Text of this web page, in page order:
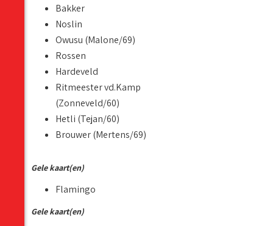
Bakker
Noslin
Owusu (Malone/69)
Rossen
Hardeveld
Ritmeester vd.Kamp
(Zonneveld/60)
Hetli (Tejan/60)
Brouwer (Mertens/69)
Gele kaart(en)
Flamingo
Gele kaart(en)